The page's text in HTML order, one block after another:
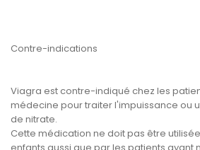
Contre-indications
Viagra est contre-indiqué chez les
médecine pour traiter l'impuissance ou
de nitrate.
Cette médication ne doit pas être